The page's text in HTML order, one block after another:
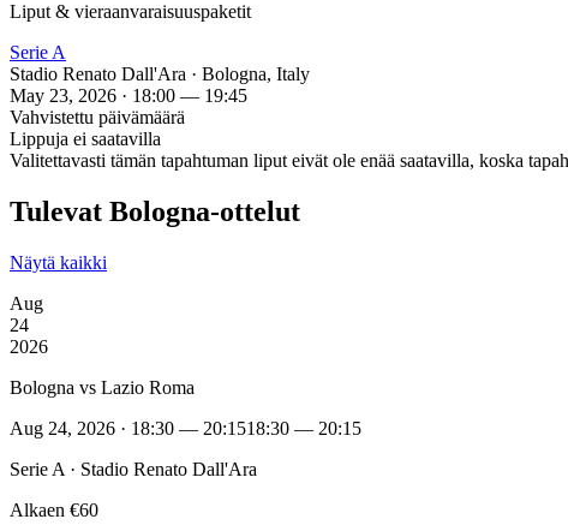
Liput & vieraanvaraisuuspaketit
Serie A
Stadio Renato Dall'Ara · Bologna, Italy
May 23, 2026 · 18:00 — 19:45
Vahvistettu päivämäärä
Lippuja ei saatavilla
Valitettavasti tämän tapahtuman liput eivät ole enää saatavilla, koska
Tulevat Bologna-ottelut
Näytä kaikki
Aug
24
2026
Bologna vs Lazio Roma
Aug 24, 2026 · 18:30 — 20:1518:30 — 20:15
Serie A · Stadio Renato Dall'Ara
Alkaen €60